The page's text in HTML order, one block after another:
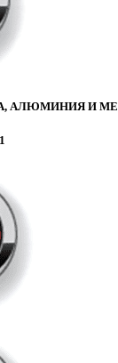
АЛЮМИНИЯ И